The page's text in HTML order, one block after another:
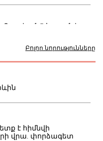
Բոլոր նորությունները
է հիմնվի
վրա. փորձագետ
5 հայ ըմբիշ
կարգելվի